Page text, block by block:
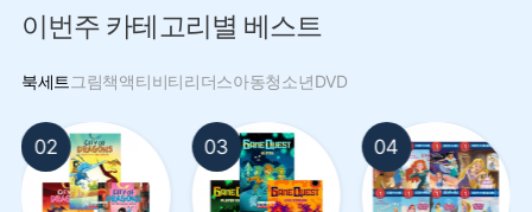
이번주 카테고리별 베스트
북세트 그림책액티비티리더스아동청소년DVD
02 03 04